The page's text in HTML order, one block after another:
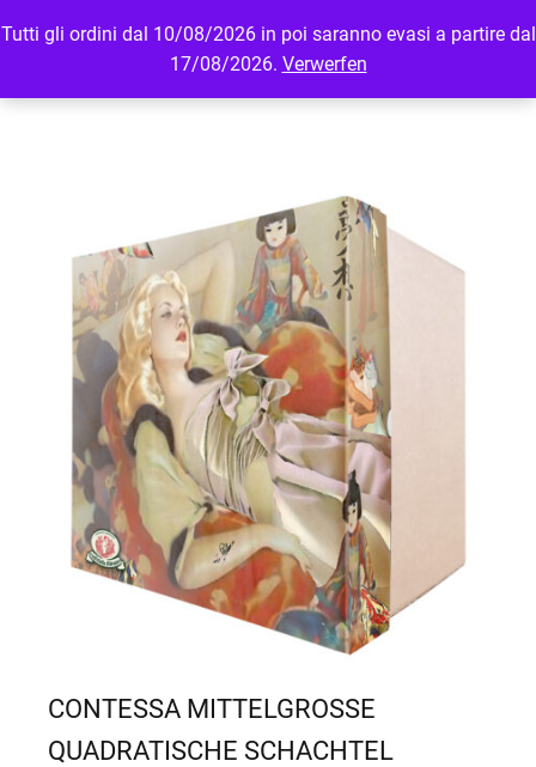
Tutti gli ordini dal 10/08/2026 in poi saranno evasi a partire dal
17/08/2026. Verwerfen
MENU LOGIN
CONTESSA MITTELGROSSE Q
UADRATISCHE SCHACHTEL